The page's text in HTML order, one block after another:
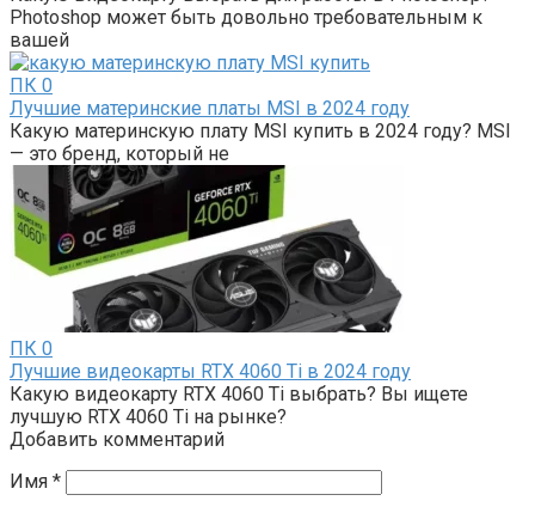
Photoshop может быть довольно требовательным к
вашей
ПК 0
Лучшие материнские платы MSI в 2024 году
Какую материнскую плату MSI купить в 2024 году? MSI
— это бренд, который не
ПК 0
Лучшие видеокарты RTX 4060 Ti в 2024 году
Какую видеокарту RTX 4060 Ti выбрать? Вы ищете
лучшую RTX 4060 Ti на рынке?
Добавить комментарий
Имя *